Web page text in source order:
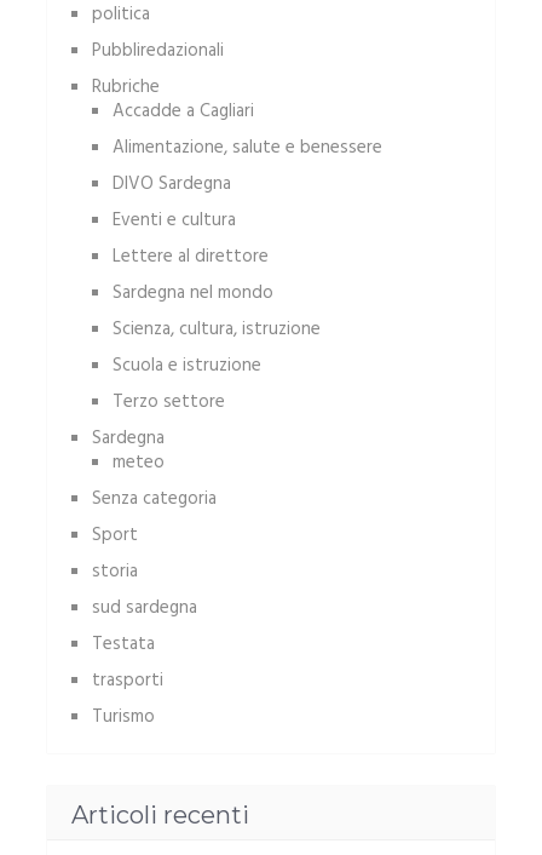
politica
Pubbliredazionali
Rubriche
Accadde a Cagliari
Alimentazione, salute e benessere
DIVO Sardegna
Eventi e cultura
Lettere al direttore
Sardegna nel mondo
Scienza, cultura, istruzione
Scuola e istruzione
Terzo settore
Sardegna
meteo
Senza categoria
Sport
storia
sud sardegna
Testata
trasporti
Turismo
Articoli recenti